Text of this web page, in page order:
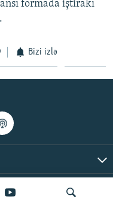
formada iştirakı
Bizi izlə
| Bütün hüquqlar qorunur